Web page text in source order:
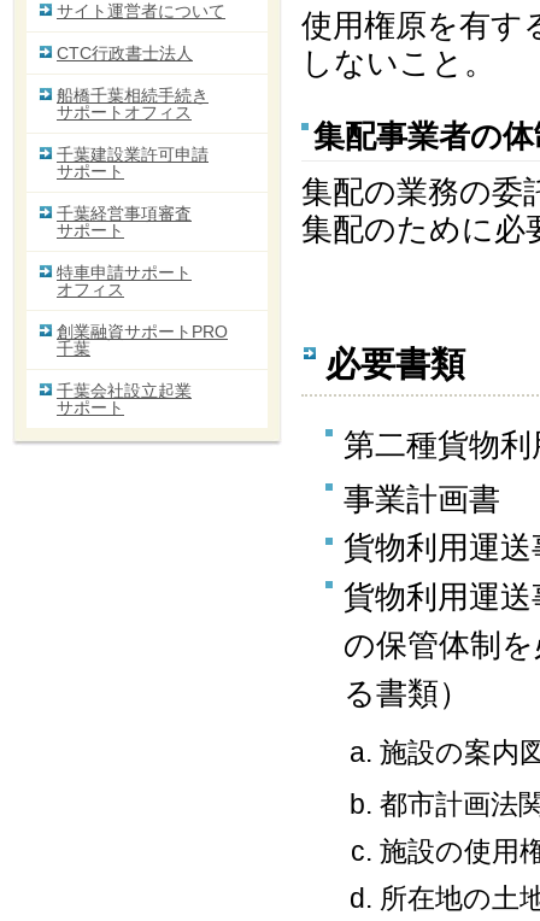
使用権原を有す
しないこと。
集配事業者の
集配の業務の委
集配のために必
必要書類
第二種貨物
事業計画書
貨物利用運
貨物利用運
の保管体制
る書類）
施設の案内
都市計画法
施設の使用
所在地の土
サイト運営者について
CTC行政書士法人
船橋千葉相続手続き
サポートオフィス
千葉建設業許可申請
サポート
千葉経営事項審査
サポート
特車申請サポート
オフィス
創業融資サポートPRO
千葉
千葉会社設立起業
サポート